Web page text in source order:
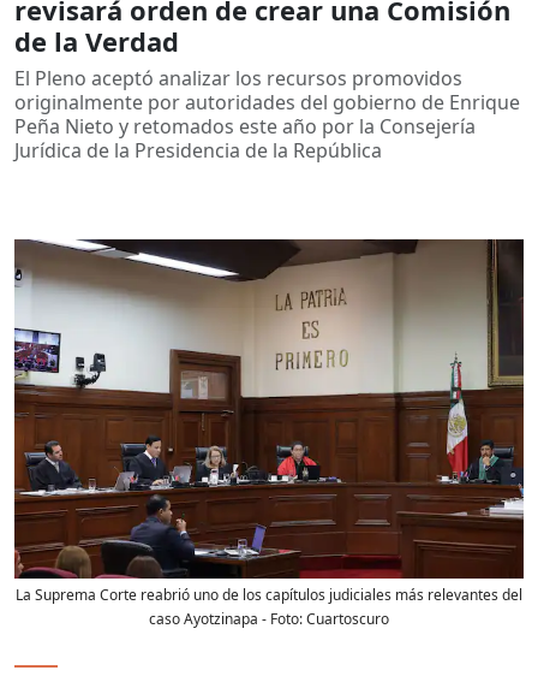
revisará orden de crear una Comisión
de la Verdad
El Pleno aceptó analizar los recursos promovidos
originalmente por autoridades del gobierno de Enrique
Peña Nieto y retomados este año por la Consejería
Jurídica de la Presidencia de la República
La Suprema Corte reabrió uno de los capítulos judiciales más relevantes del
caso Ayotzinapa - Foto:Cuartoscuro